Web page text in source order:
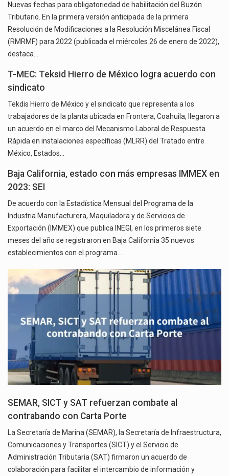
Nuevas fechas para obligatoriedad de habilitación del Buzón
Tributario. En la primera versión anticipada de la primera
Resolución de Modificaciones a la Resolución Miscelánea Fiscal
(RMRMF) para 2022 (publicada el miércoles 26 de enero de 2022),
destaca…
T-MEC: Teksid Hierro de México logra acuerdo con
sindicato
Tekdis Hierro de México y el sindicato que representa a los
trabajadores de la planta ubicada en Frontera, Coahuila, llegaron a
un acuerdo en el marco del Mecanismo Laboral de Respuesta
Rápida en instalaciones específicas (MLRR) del Tratado entre
México, Estados…
Baja California, estado con más empresas IMMEX en
2023: SEI
De acuerdo con la Estadística Mensual del Programa de la
Industria Manufacturera, Maquiladora y de Servicios de
Exportación (IMMEX) que publica INEGI, en los primeros siete
meses del año se registraron en Baja California 35 nuevos
establecimientos con el programa…
SEMAR, SICT y SAT refuerzan combate al
contrabando con Carta Porte
La Secretaría de Marina (SEMAR), la Secretaría de Infraestructura,
Comunicaciones y Transportes (SICT) y el Servicio de
Administración Tributaria (SAT) firmaron un acuerdo de
colaboración para facilitar el intercambio de información y